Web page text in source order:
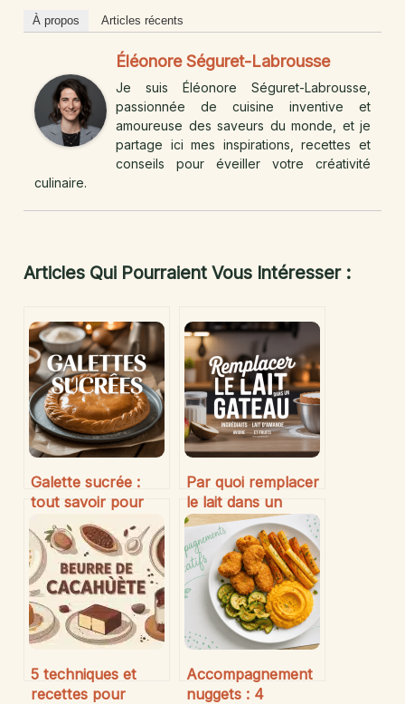
À propos Articles récents
Éléonore Séguret-Labrousse
Je suis Éléonore Séguret-Labrousse,
passionnée de cuisine inventive et
amoureuse des saveurs du monde, et je
partage ici mes inspirations, recettes et
conseils pour éveiller votre créativité
culinaire.
Articles Qui Pourraient Vous Intéresser :
Galette sucrée :
tout savoir pour
réussir et varier
vos desserts
maison
Par quoi remplacer
le lait dans un
gâteau : astuces et
alternatives
gourmandes
5 techniques et
recettes pour
Accompagnement
nuggets : 4